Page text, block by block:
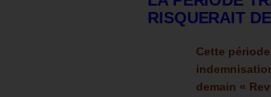
RISQUERAIT
Cette
demain «